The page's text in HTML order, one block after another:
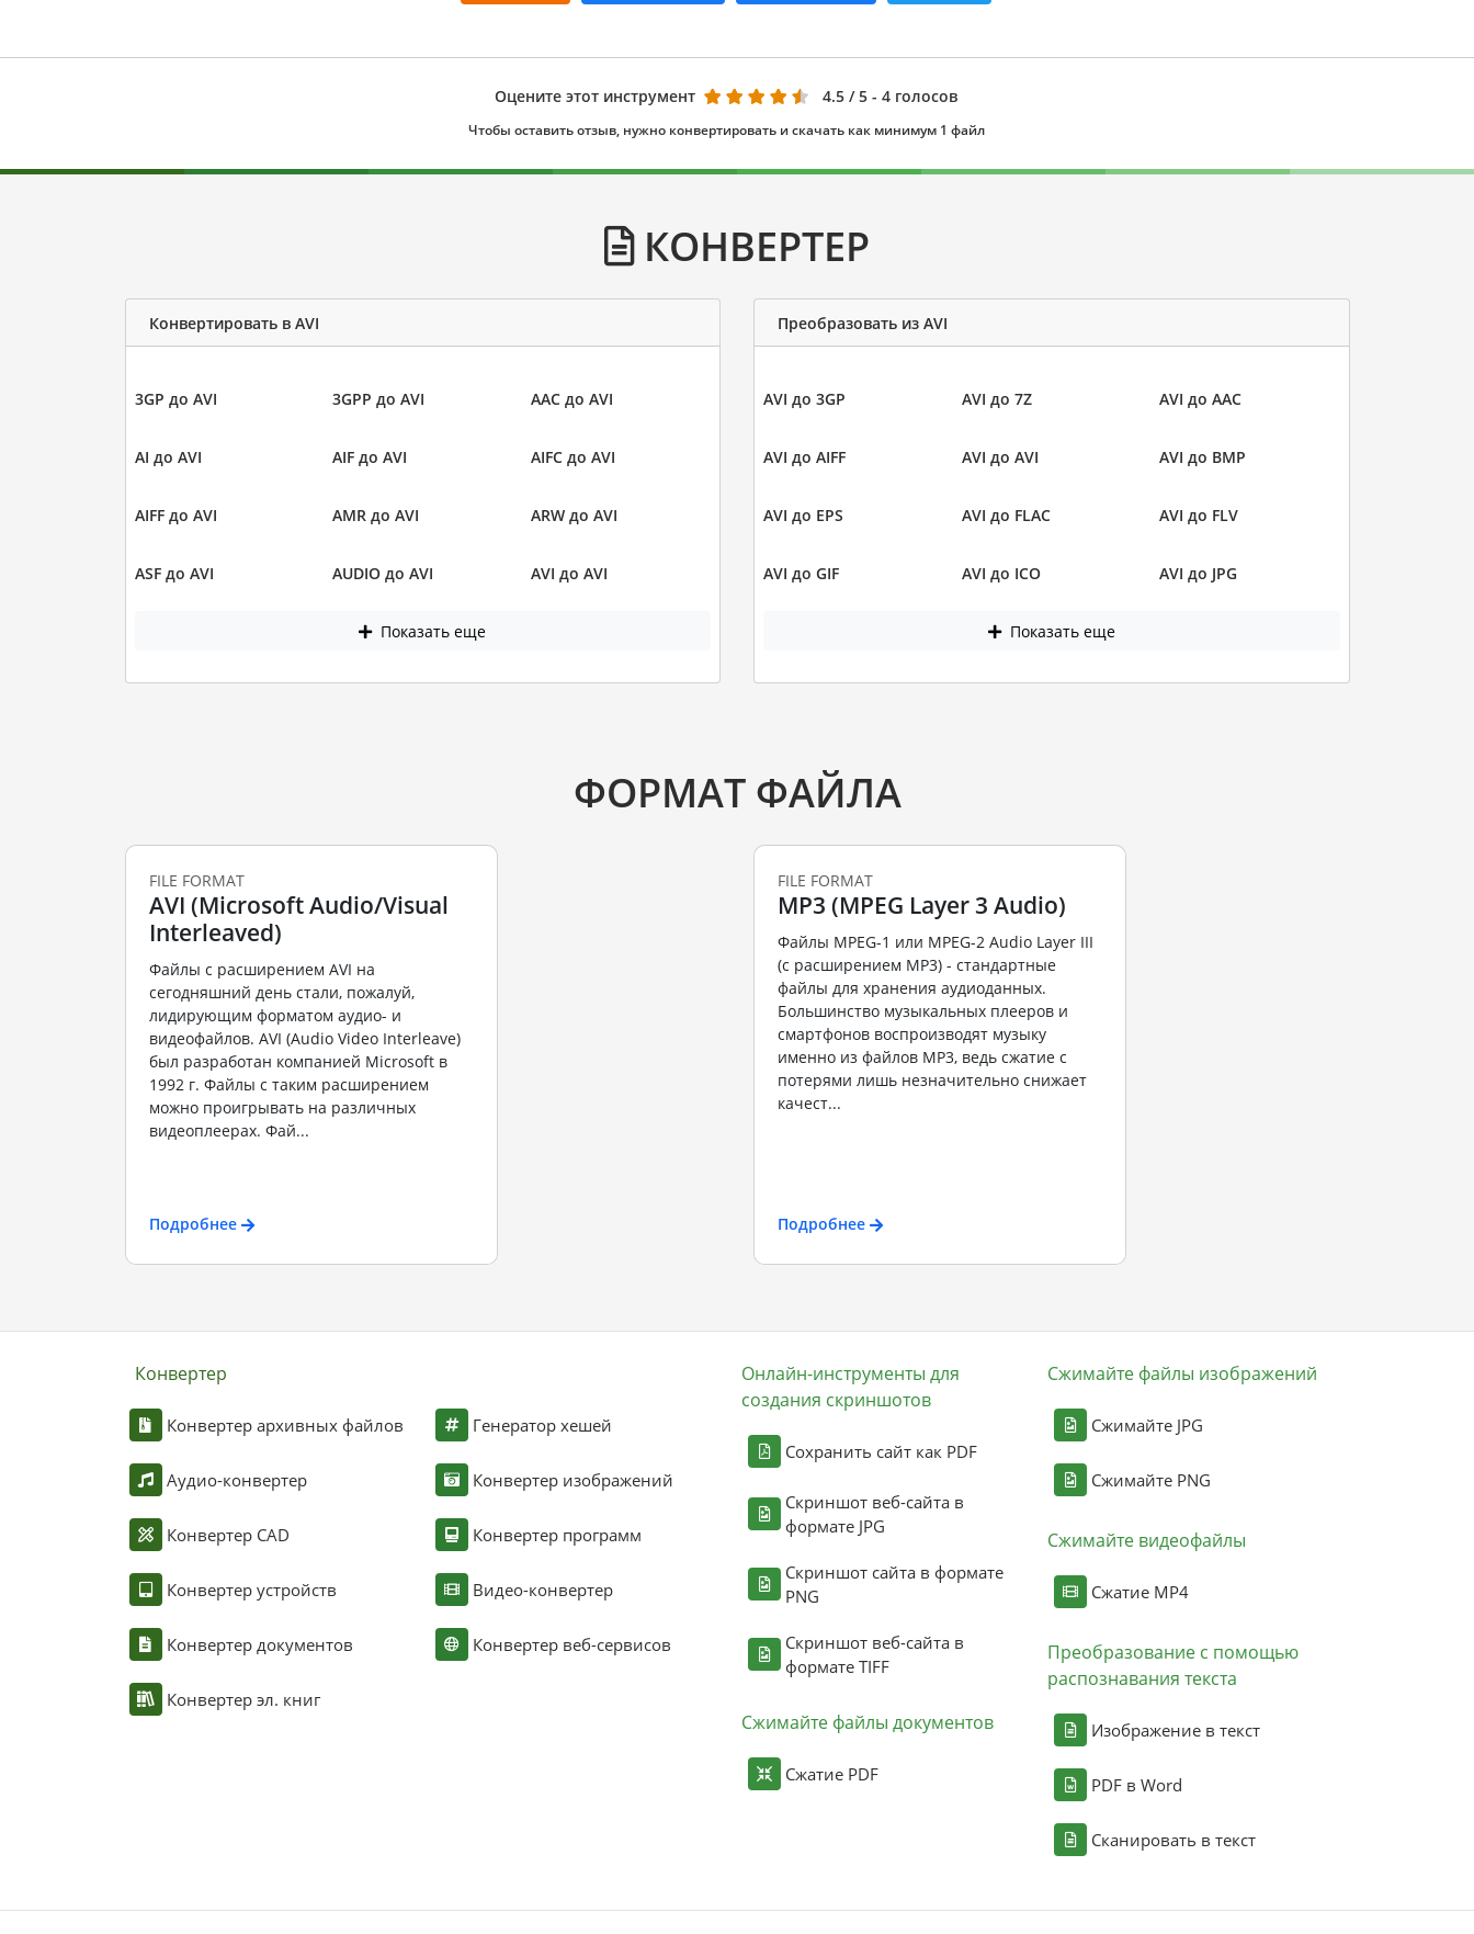
Оцените этот инструмент 4.5 / 5 - 4 голосов
Чтобы оставить отзыв, нужно конвертировать и скачать как минимум 1 файл
КОНВЕРТЕР
Конвертировать в AVI
3GP до AVI 3GPP до AVI AAC до AVI
AI до AVI AIF до AVI AIFC до AVI
AIFF до AVI AMR до AVI ARW до AVI
ASF до AVI AUDIO до AVI AVI до AVI
Показать еще
Преобразовать из AVI
AVI до 3GP AVI до 7Z AVI до AAC
AVI до AIFF AVI до AVI AVI до BMP
AVI до EPS AVI до FLAC AVI до FLV
AVI до GIF AVI до ICO AVI до JPG
Показать еще
ФОРМАТ ФАЙЛА
FILE FORMAT
AVI (Microsoft Audio/Visual
Interleaved)
Файлы с расширением AVI на
сегодняшний день стали, пожалуй,
лидирующим форматом аудио- и
видеофайлов. AVI (Audio Video Interleave)
был разработан компанией Microsoft в
1992 г. Файлы с таким расширением
можно проигрывать на различных
видеоплеерах. Фай...
Подробнее
FILE FORMAT
MP3 (MPEG Layer 3 Audio)
Файлы MPEG-1 или MPEG-2 Audio Layer III
(с расширением MP3) - стандартные
файлы для хранения аудиоданных.
Большинство музыкальных плееров и
смартфонов воспроизводят музыку
именно из файлов MP3, ведь сжатие с
потерями лишь незначительно снижает
качест...
Подробнее
Конвертер
Конвертер архивных файлов
Аудио-конвертер
Конвертер CAD
Конвертер устройств
Конвертер документов
Конвертер эл. книг
Генератор хешей
Конвертер изображений
Конвертер программ
Видео-конвертер
Конвертер веб-сервисов
Онлайн-инструменты для
создания скриншотов
Сохранить сайт как PDF
Скриншот веб-сайта в
формате JPG
Скриншот сайта в формате
PNG
Скриншот веб-сайта в
формате TIFF
Сжимайте файлы документов
Сжатие PDF
Сжимайте файлы изображений
Сжимайте JPG
Сжимайте PNG
Сжимайте видеофайлы
Сжатие MP4
Преобразование с помощью
распознавания текста
Изображение в текст
PDF в Word
Сканировать в текст